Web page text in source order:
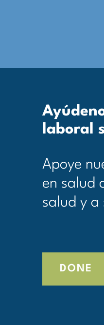
laboral
Apoye
en salud
salud y a
DONE